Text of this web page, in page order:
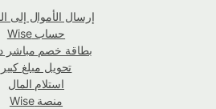
إرسال الأموال إلى
حساب Wise
بطاقة خصم مباشر
تحويل مبلغ كبير
استلام المال
منصة Wise